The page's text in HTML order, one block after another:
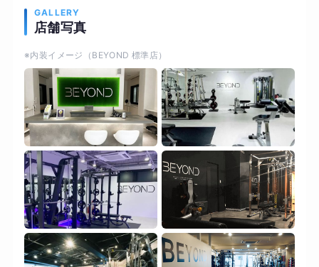
練されたシンプルかつ上品な内装はお客様からご
食事管理 しっかり食べて、しっかり痩せる。心も
健康に「痩せる体質」づくり BEYONDでは、厳
しい糖質制限はおこなっておりません。しかし、
糖質を摂りすぎると太るのも事実です。 ここで
は、糖質を摂るタイミングや糖質の種類を選ぶ、
「糖質コントロール」と間食を用いて必要なタン
パク質を補うことを推奨しております。
GALLERY
店舗写真
※内装イメージ（BEYOND 標準店）